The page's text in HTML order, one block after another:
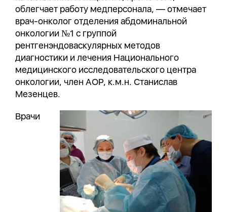
облегчает работу медперсонала, — отмечает
врач-онколог отделения абдоминальной
онкологии №1 с группой
рентгенэндоваскулярных методов
диагностики и лечения Национального
медицинского исследовательского центра
онкологии, член АОР, к.м.н. Станислав
Мезенцев.
Врачи